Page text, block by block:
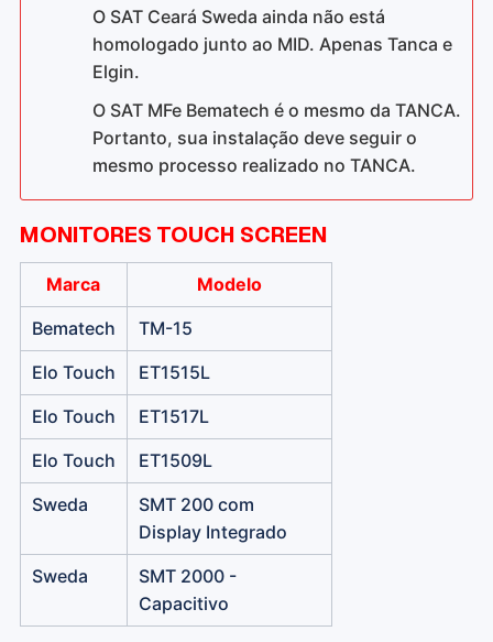
O SAT Ceará Sweda ainda não está
homologado junto ao MID. Apenas Tanca e
Elgin.
O SAT MFe Bematech é o mesmo da TANCA.
Portanto, sua instalação deve seguir o
mesmo processo realizado no TANCA.
MONITORES TOUCH SCREEN
Marca
Modelo
Bematech
TM-15
Elo Touch
ET1515L
Elo Touch
ET1517L
Elo Touch
ET1509L
Sweda
SMT 200 com
Display Integrado
Sweda
SMT 2000 -
Capacitivo